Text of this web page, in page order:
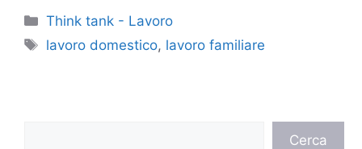
Categorie
Think tank - Lavoro
Tag
lavoro domestico, lavoro familiare
Cerca